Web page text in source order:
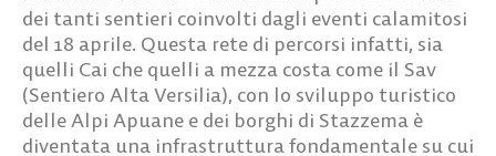
dei tanti sentieri coinvolti dagli eventi calamitosi
del 18 aprile. Questa rete di percorsi infatti, sia
quelli Cai che quelli a mezza costa come il Sav
(Sentiero Alta Versilia), con lo sviluppo turistico
delle Alpi Apuane e dei borghi di Stazzema è
diventata una infrastruttura fondamentale su cui